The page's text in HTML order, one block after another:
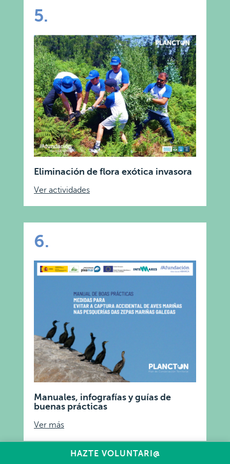
5.
Eliminación de flora exótica invasora
Ver actividades
6.
Manuales, infografías y guías de
buenas prácticas
Ver más
HAZTE VOLUNTARI@